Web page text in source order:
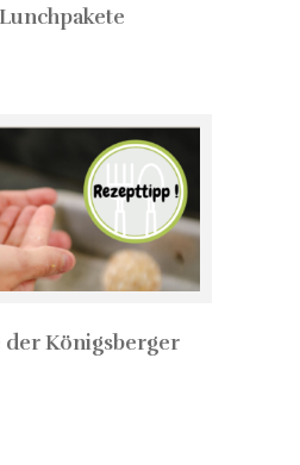
der Königsberger